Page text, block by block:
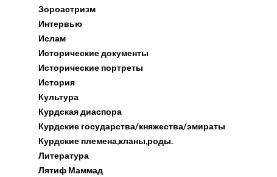
Зороастризм
Интервью
Ислам
Исторические документы
Исторические портреты
История
Культура
Курдская диаспора
Курдские государства/княжества/эмираты
Курдские племена,кланы,роды.
Литература
Лятиф Маммад